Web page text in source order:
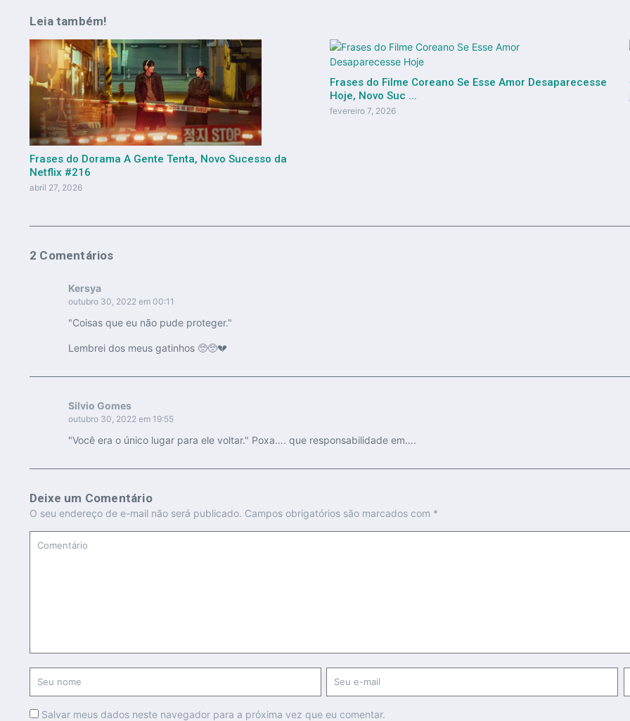
Leia também!
Frases do Dorama A Gente Tenta, Novo Sucesso da
Netflix #216
abril 27, 2026
Frases do Filme Coreano Se Esse Amor Desaparecesse
Hoje, Novo Suc ...
fevereiro 7, 2026
2 Comentários
Kersya
outubro 30, 2022 em 00:11
"Coisas que eu não pude proteger."
Lembrei dos meus gatinhos 🥺🥺💔
Silvio Gomes
outubro 30, 2022 em 19:55
"Você era o único lugar para ele voltar." Poxa…. que responsabilidade em….
Deixe um Comentário
O seu endereço de e-mail não será publicado. Campos obrigatórios são marcados com *
Salvar meus dados neste navegador para a próxima vez que eu comentar.